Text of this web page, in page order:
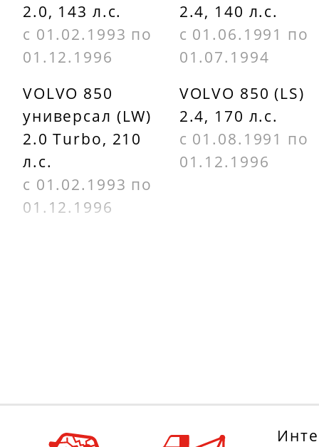
2.0, 143 л.с.
с 01.02.1993 по
01.12.1996
VOLVO 850
универсал (LW)
2.0 Turbo, 210
л.с.
с 01.02.1993 по
01.12.1996
2.4, 140 л.с.
с 01.06.1991 по
01.07.1994
VOLVO 850 (LS)
2.4, 170 л.с.
с 01.08.1991 по
01.12.1996